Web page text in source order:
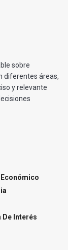
sobre
diferentes áreas,
y relevante
De Interés